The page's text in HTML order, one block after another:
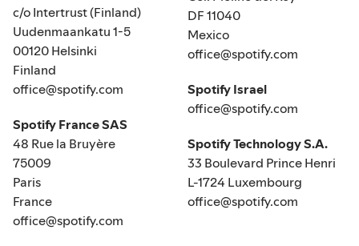
c/o Intertrust (Finland)
Uudenmaankatu 1-5
00120 Helsinki
Finland
office@spotify.com
Spotify France SAS
48 Rue la Bruyère
75009
Paris
France
office@spotify.com
DF 11040
Mexico
office@spotify.com
Spotify Israel
office@spotify.com
Spotify Technology S.A.
33 Boulevard Prince Henri
L-1724 Luxembourg
office@spotify.com